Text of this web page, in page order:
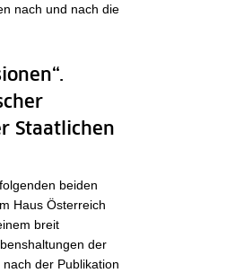
nach und nach die
Staatlichen
beiden
Haus Österreich
breit
der
der Publikation